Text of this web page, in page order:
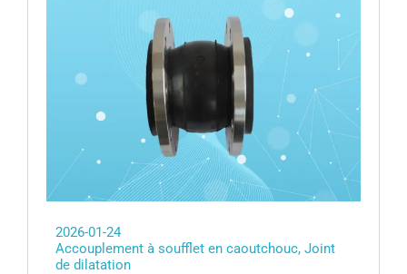
2026-01-24
Accouplement à soufflet en caoutchouc,Joint
de dilatation